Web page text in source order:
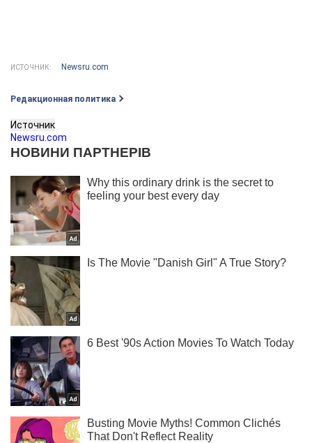
ИСТОЧНИК: Newsru.com
Редакционная политика
Источник
Newsru.com